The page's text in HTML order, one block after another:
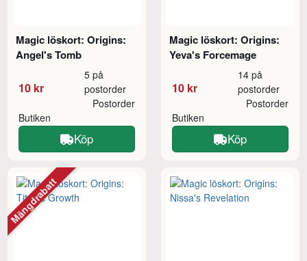
Magic löskort: Origins:
Angel's Tomb
10 kr
5 på
postorder
Butiken
Postorder
Köp
Magic löskort: Origins:
Yeva's Forcemage
10 kr
14 på
postorder
Butiken
Postorder
Köp
Mängdrabatt